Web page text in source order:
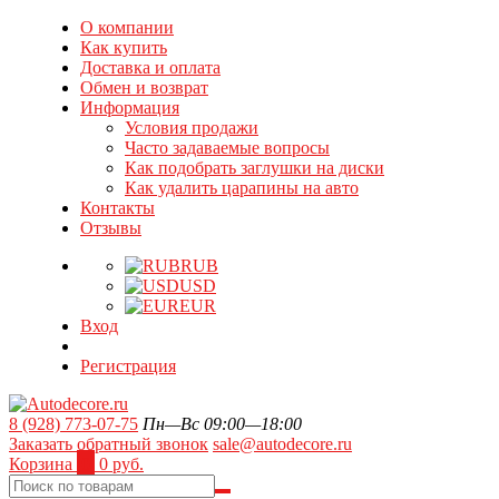
О компании
Как купить
Доставка и оплата
Обмен и возврат
Информация
Условия продажи
Часто задаваемые вопросы
Как подобрать заглушки на диски
Как удалить царапины на авто
Контакты
Отзывы
RUB
USD
EUR
Вход
Регистрация
8 (928) 773-07-75 Пн—Вс 09:00—18:00
Заказать обратный звонок sale@autodecore.ru
Корзина
0 руб.